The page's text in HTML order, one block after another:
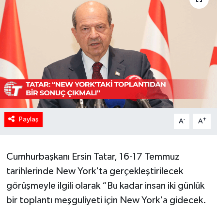
Paylaş A- A+
Cumhurbaşkanı Ersin Tatar, 16-17 Temmuz
tarihlerinde New York'ta gerçekleştirilecek
görüşmeyle ilgili olarak “Bu kadar insan iki günlük
bir toplantı meşguliyeti için New York'a gidecek.